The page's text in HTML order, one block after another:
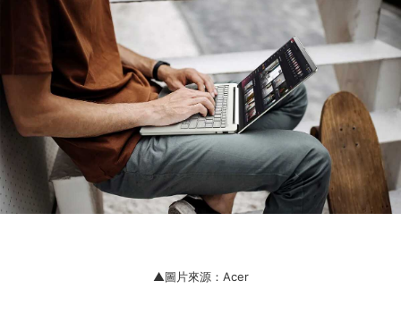
▲圖片來源：Acer